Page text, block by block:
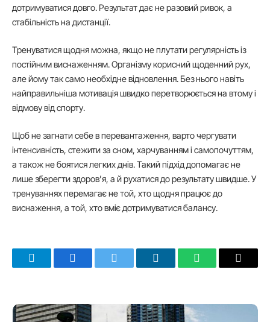
дотримуватися довго. Результат дає не разовий ривок, а
стабільність на дистанції.
Тренуватися щодня можна, якщо не плутати регулярність із
постійним виснаженням. Організму корисний щоденний рух,
але йому так само необхідне відновлення. Без нього навіть
найправильніша мотивація швидко перетворюється на втому і
відмову від спорту.
Щоб не загнати себе в перевантаження, варто чергувати
інтенсивність, стежити за сном, харчуванням і самопочуттям,
а також не боятися легких днів. Такий підхід допомагає не
лише зберегти здоров’я, а й рухатися до результату швидше. У
тренуваннях перемагає не той, хто щодня працює до
виснаження, а той, хто вміє дотримуватися балансу.
TelegramFacebookTwitter LinkedInWhatsAppEmail